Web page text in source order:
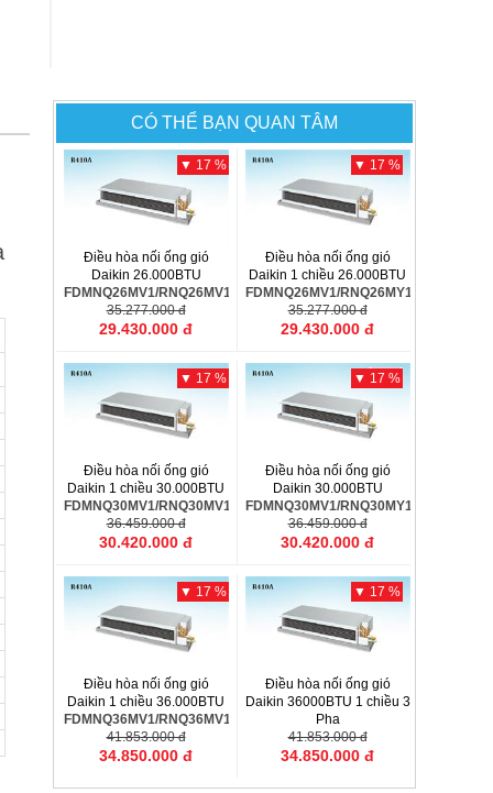
CÓ THỂ BẠN QUAN TÂM
▼ 17 %
Điều hòa nối ống gió
Daikin 26.000BTU
FDMNQ26MV1/RNQ26MV19
35.277.000 đ
29.430.000 đ
▼ 17 %
Điều hòa nối ống gió
Daikin 1 chiều 26.000BTU
FDMNQ26MV1/RNQ26MY1
35.277.000 đ
29.430.000 đ
▼ 17 %
Điều hòa nối ống gió
Daikin 1 chiều 30.000BTU
FDMNQ30MV1/RNQ30MV1
36.459.000 đ
30.420.000 đ
▼ 17 %
Điều hòa nối ống gió
Daikin 30.000BTU
FDMNQ30MV1/RNQ30MY1
36.459.000 đ
30.420.000 đ
▼ 17 %
Điều hòa nối ống gió
Daikin 1 chiều 36.000BTU
FDMNQ36MV1/RNQ36MV1
41.853.000 đ
34.850.000 đ
▼ 17 %
Điều hòa nối ống gió
Daikin 36000BTU 1 chiều 3
Pha
FDMNQ36MV1/RNQ36MY1
41.853.000 đ
34.850.000 đ